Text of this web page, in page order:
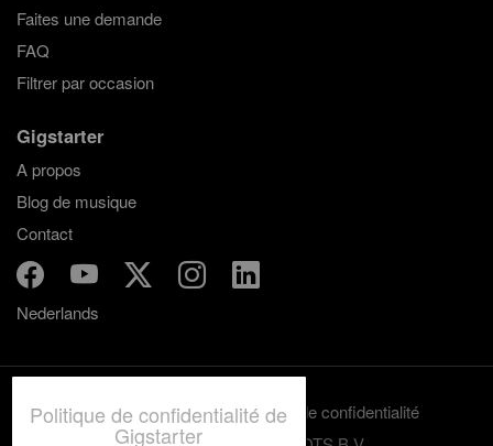
Faites une demande
FAQ
Filtrer par occasion
Gigstarter
A propos
Blog de musique
Contact
Nederlands
Termes et conditions
Politique de confidentialité
Politique de confidentialité de
Gigstarter